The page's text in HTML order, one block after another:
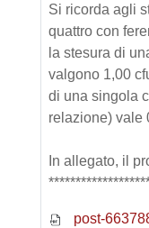
Si ricorda agli
quattro con
la stesura di
valgono 1,00
di una singola
relazione) vale
In allegato, il
post-